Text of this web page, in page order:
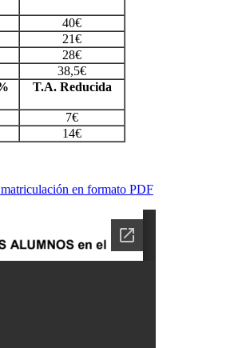
40€
21€
28€
38,5€
T.A. Reducida
7€
14€
en formato PDF